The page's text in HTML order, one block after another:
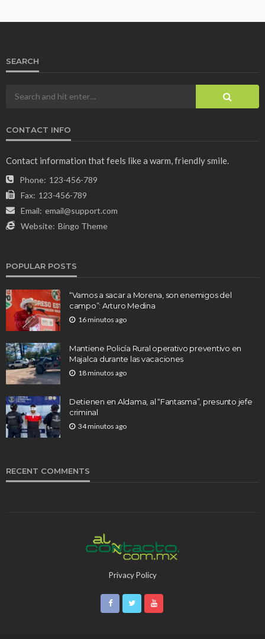
SEARCH
CONTACT INFO
Contact information that feels like a warm, friendly smile.
Phone: 123-456-789
Fax: 123-456-789
Email: email@support.com
Website: Bingo Theme
POPULAR POSTS
“Vamos a sacar a Morena, son enemigos del
campo”: Arturo Medina
16 minutos ago
Mantiene Policía Rural operativo preventivo en
Majalca durante las vacaciones
18 minutos ago
Detienen en Aldama, al “Fantasma”, presunto jefe
criminal
34 minutos ago
RECENT COMMENTS
Privacy Policy